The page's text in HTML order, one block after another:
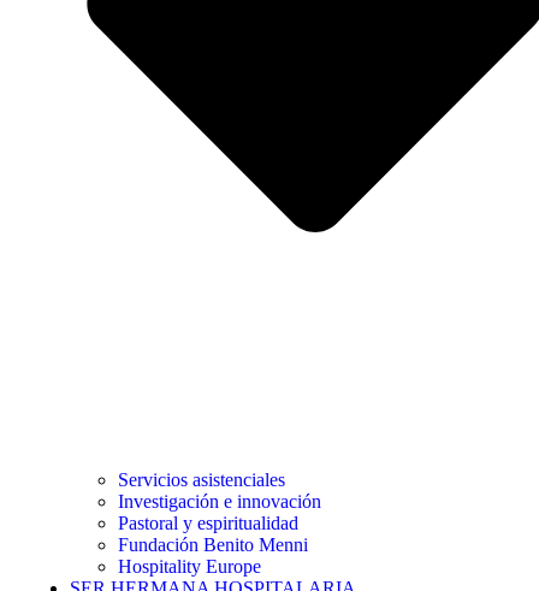
Servicios asistenciales
Investigación e innovación
Pastoral y espiritualidad
Fundación Benito Menni
Hospitality Europe